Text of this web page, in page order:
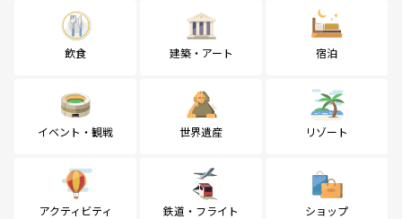
飲食 建築・アート 宿泊
イベント・観戦 世界遺産 リゾート
アクティビティ 鉄道・フライト ショップ